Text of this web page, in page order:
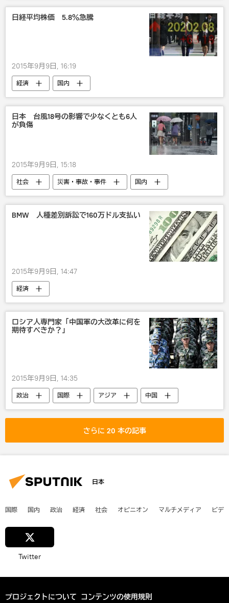
日経平均株価 5.8％急騰
2015年9月9日, 16:19
経済 国内
日本 台風18号の影響で少なくとも6人
が負傷
2015年9月9日, 15:18
社会 災害・事故・事件 国内
BMW 人種差別訴訟で160万ドル支払い
2015年9月9日, 14:47
経済
ロシア人専門家「中国軍の大改革に何を
期待すべきか？」
2015年9月9日, 14:35
政治 国際 アジア 中国
さらに 20 本の記事
日本
国際 国内 政治 経済 社会 オピニオン マルチメディア ビデ
Twitter
プロジェクトについて コンテンツの使用規則